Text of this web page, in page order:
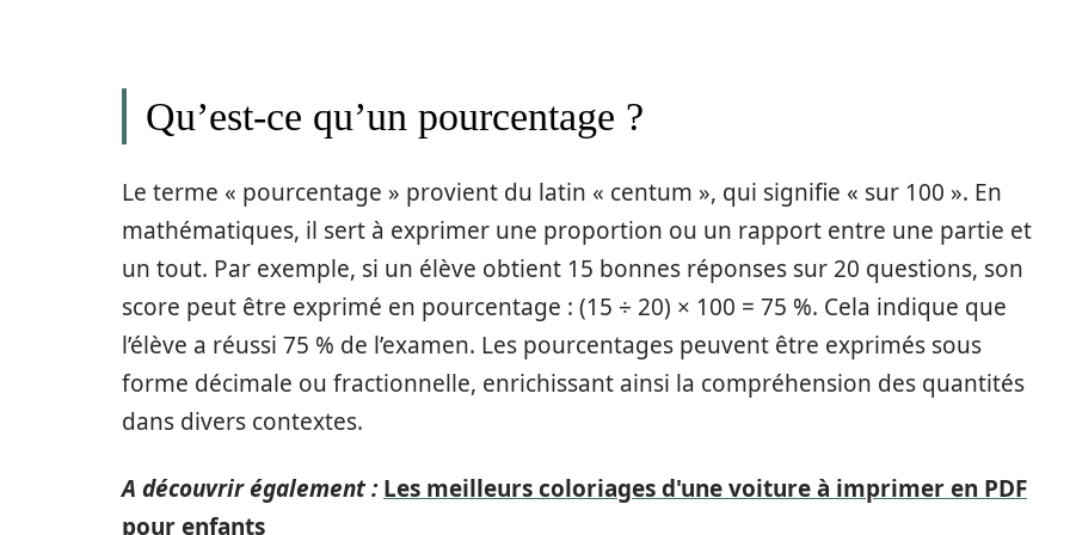
Qu’est-ce qu’un pourcentage ?
Le terme « pourcentage » provient du latin « centum », qui signifie « sur 100 ». En
mathématiques, il sert à exprimer une proportion ou un rapport entre une partie et
un tout. Par exemple, si un élève obtient 15 bonnes réponses sur 20 questions, son
score peut être exprimé en pourcentage : (15 ÷ 20) × 100 = 75 %. Cela indique que
l’élève a réussi 75 % de l’examen. Les pourcentages peuvent être exprimés sous
forme décimale ou fractionnelle, enrichissant ainsi la compréhension des quantités
dans divers contextes.
A découvrir également : Les meilleurs coloriages d'une voiture à imprimer en PDF
pour enfants